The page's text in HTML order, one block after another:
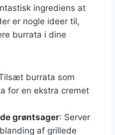
ingrediens at
er nogle ideer til,
burrata i dine
burrata som
for en ekstra cremet
grøntsager: Server
af grillede